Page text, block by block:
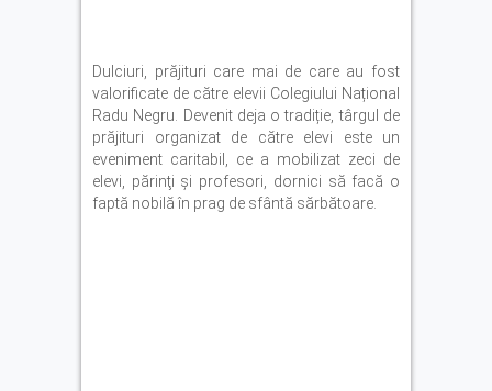
Dulciuri, prăjituri care mai de care au fost
valorificate de către elevii Colegiului Național
Radu Negru. Devenit deja o tradiție, târgul de
prăjituri organizat de către elevi este un
eveniment caritabil, ce a mobilizat zeci de
elevi, părinţi şi profesori, dornici să facă o
faptă nobilă în prag de sfântă sărbătoare.